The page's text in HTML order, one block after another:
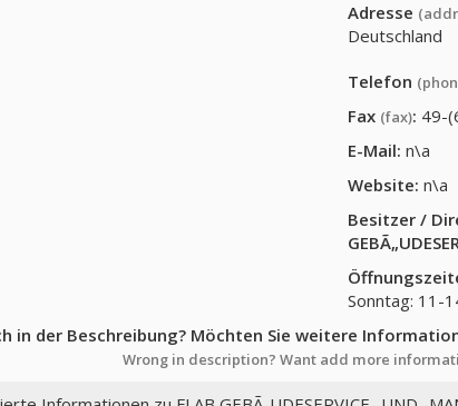
Adresse
Deutschland
Telefon
Fax (fax): 49-
E-Mail: n\a
Website: n\a
Besitzer /
Sonntag: 11-
in der Beschreibung? Möchten Sie weitere
Wrong in description? Want add more